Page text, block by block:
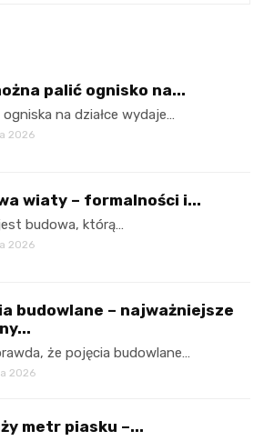
palić ognisko na...
ogniska na działce wydaje…
2026
wiaty – formalności i...
budowa, którą…
2026
budowlane – najważniejsze
że pojęcia budowlane…
2026
metr piasku –...